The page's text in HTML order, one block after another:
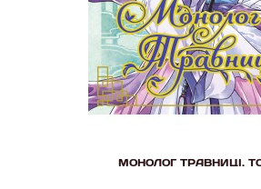
МОНОЛОГ ТРАВНИЦІ.